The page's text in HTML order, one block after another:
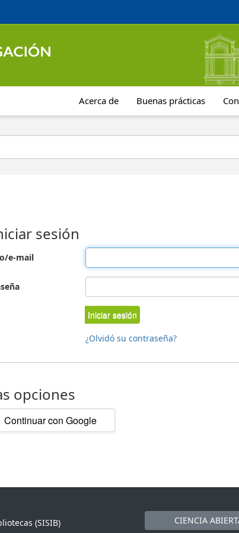
Acerca de Buenas prácticas
sesión
e-mail
Iniciar sesión
¿Olvidó su contraseña?
opciones
Continuar con Google
(SISIB)
CIENCIA